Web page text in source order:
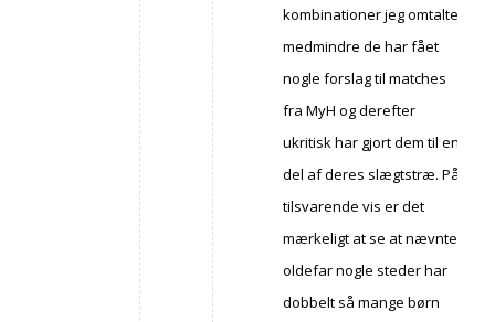
kombinationer jeg omtalte
medmindre de har fået
nogle forslag til matches
fra MyH og derefter
ukritisk har gjort dem til en
del af deres slægtstræ. På
tilsvarende vis er det
mærkeligt at se at nævnte
oldefar nogle steder har
dobbelt så mange børn